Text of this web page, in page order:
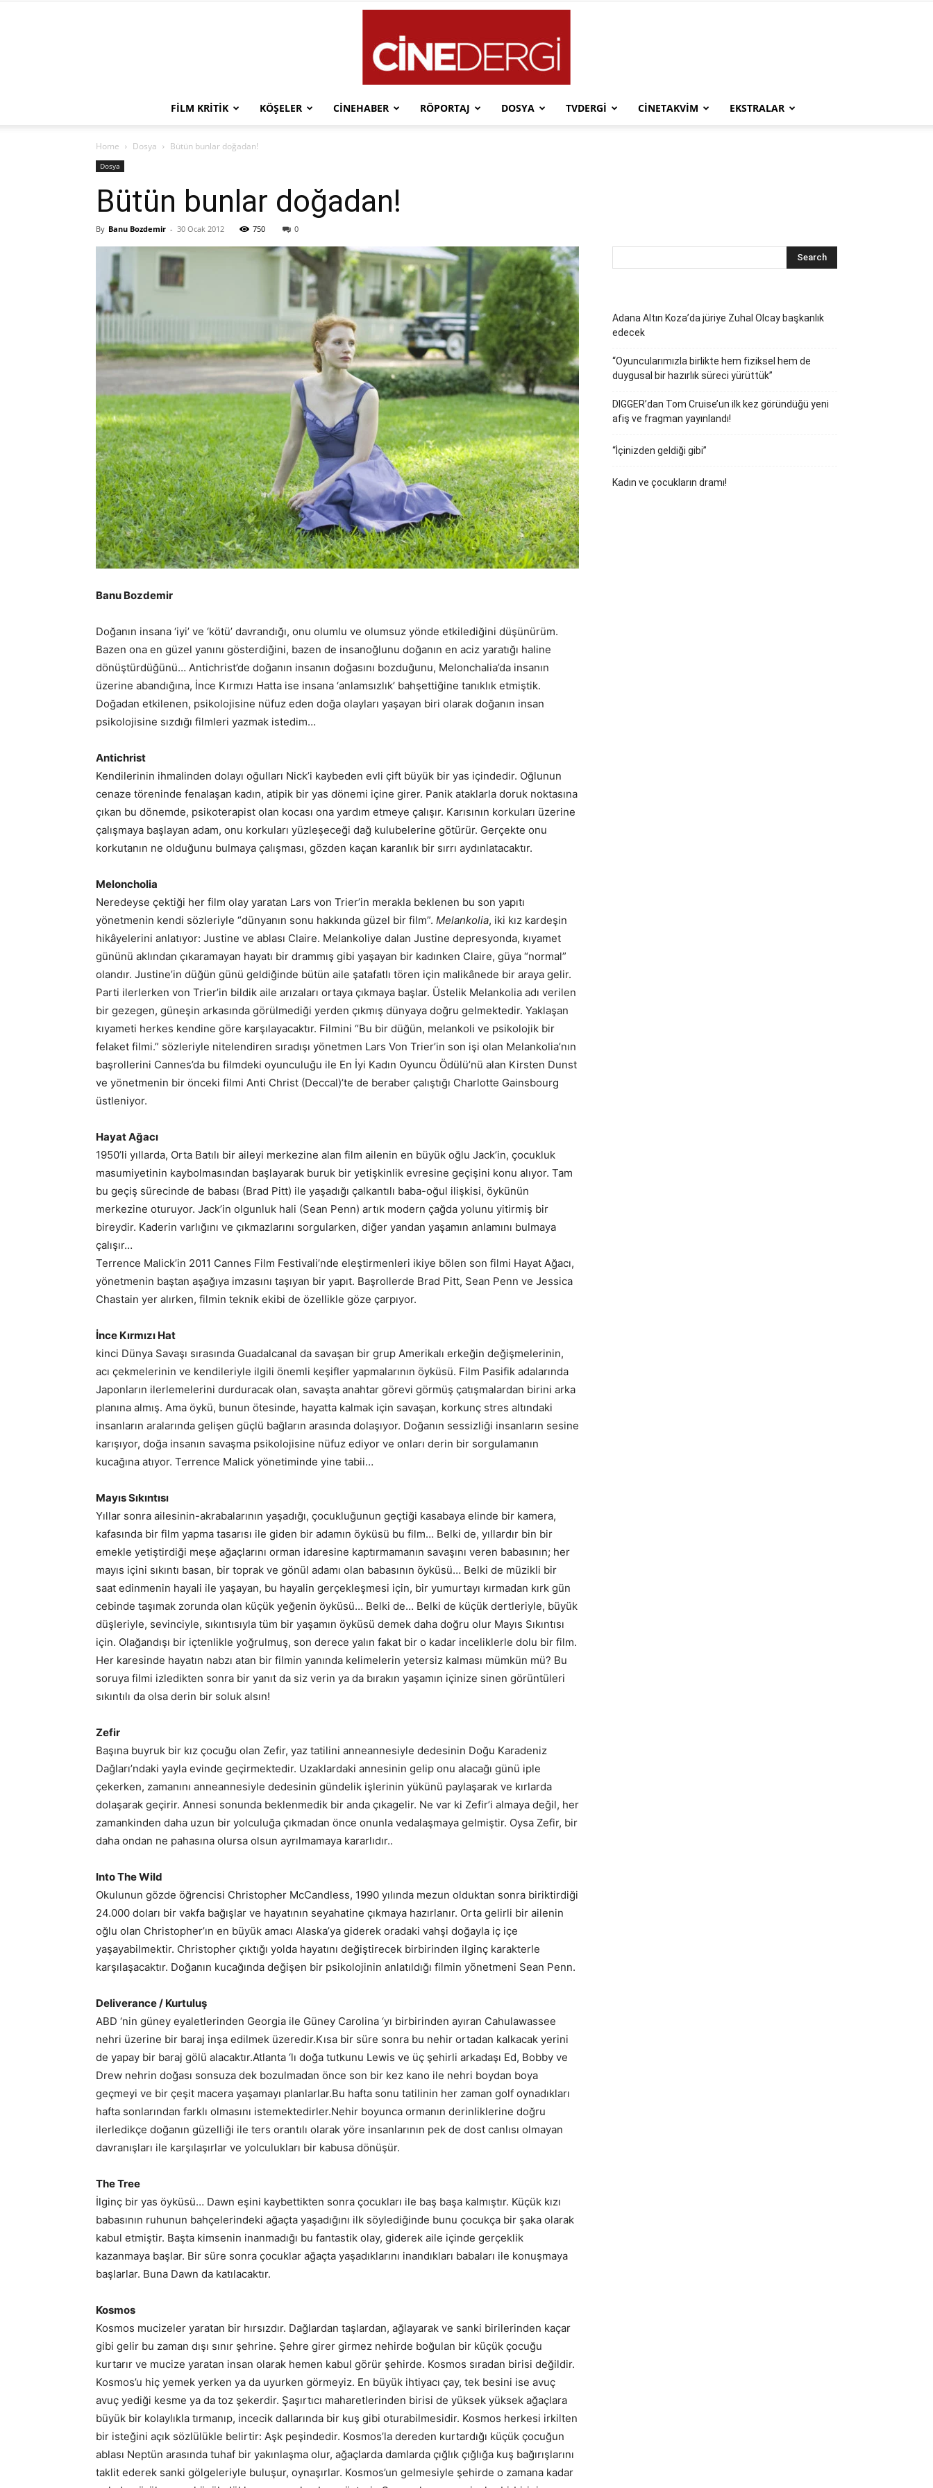
FILM KRITIK KÖŞELER CINEHABER RÖPORTAJ DOSYA TVDERGI CINETAKVIM EKSTRALAR
Home Dosya Bütün bunlar doğadan!
Dosya
Bütün bunlar doğadan!
By Banu Bozdemir - 30 Ocak 2012 750 0
Banu Bozdemir
Doğanın insana ‘iyi’ ve ‘kötü’ davrandığı, onu olumlu ve olumsuz yönde etkilediğini düşünürüm.
Bazen ona en güzel yanını gösterdiğini, bazen de insanoğlunu doğanın en aciz yaratığı haline
dönüştürdüğünü… Antichrist’de doğanın insanın doğasını bozduğunu, Melonchalia’da insanın
üzerine abandığına, İnce Kırmızı Hatta ise insana ‘anlamsızlık’ bahşettiğine tanıklık etmiştik.
Doğadan etkilenen, psikolojisine nüfuz eden doğa olayları yaşayan biri olarak doğanın insan
psikolojisine sızdığı filmleri yazmak istedim…
Antichrist
Kendilerinin ihmalinden dolayı oğulları Nick’i kaybeden evli çift büyük bir yas içindedir. Oğlunun
cenaze töreninde fenalaşan kadın, atipik bir yas dönemi içine girer. Panik ataklarla doruk noktasına
çıkan bu dönemde, psikoterapist olan kocası ona yardım etmeye çalışır. Karısının korkuları üzerine
çalışmaya başlayan adam, onu korkuları yüzleşeceği dağ kulubelerine götürür. Gerçekte onu
korkutanın ne olduğunu bulmaya çalışması, gözden kaçan karanlık bir sırrı aydınlatacaktır.
Meloncholia
Neredeyse çektiği her film olay yaratan Lars von Trier’in merakla beklenen bu son yapıtı
yönetmenin kendi sözleriyle “dünyanın sonu hakkında güzel bir film”. Melankolia, iki kız kardeşin
hikâyelerini anlatıyor: Justine ve ablası Claire. Melankoliye dalan Justine depresyonda, kıyamet
gününü aklından çıkaramayan hayatı bir drammış gibi yaşayan bir kadınken Claire, güya “normal”
olandır. Justine’in düğün günü geldiğinde bütün aile şatafatlı tören için malikânede bir araya gelir.
Parti ilerlerken von Trier’in bildik aile arızaları ortaya çıkmaya başlar. Üstelik Melankolia adı verilen
bir gezegen, güneşin arkasında görülmediği yerden çıkmış dünyaya doğru gelmektedir. Yaklaşan
kıyameti herkes kendine göre karşılayacaktır. Filmini “Bu bir düğün, melankoli ve psikolojik bir
felaket filmi.” sözleriyle nitelendiren sıradışı yönetmen Lars Von Trier’in son işi olan Melankolia’nın
başrollerini Cannes’da bu filmdeki oyunculuğu ile En İyi Kadın Oyuncu Ödülü’nü alan Kirsten Dunst
ve yönetmenin bir önceki filmi Anti Christ (Deccal)’te de beraber çalıştığı Charlotte Gainsbourg
üstleniyor.
Hayat Ağacı
1950’li yıllarda, Orta Batılı bir aileyi merkezine alan film ailenin en büyük oğlu Jack’in, çocukluk
masumiyetinin kaybolmasından başlayarak buruk bir yetişkinlik evresine geçişini konu alıyor. Tam
bu geçiş sürecinde de babası (Brad Pitt) ile yaşadığı çalkantılı baba-oğul ilişkisi, öykünün
merkezine oturuyor. Jack’in olgunluk hali (Sean Penn) artık modern çağda yolunu yitirmiş bir
bireydir. Kaderin varlığını ve çıkmazlarını sorgularken, diğer yandan yaşamın anlamını bulmaya
çalışır…
Terrence Malick’in 2011 Cannes Film Festivali’nde eleştirmenleri ikiye bölen son filmi Hayat Ağacı,
yönetmenin baştan aşağıya imzasını taşıyan bir yapıt. Başrollerde Brad Pitt, Sean Penn ve Jessica
Chastain yer alırken, filmin teknik ekibi de özellikle göze çarpıyor.
İnce Kırmızı Hat
kinci Dünya Savaşı sırasında Guadalcanal da savaşan bir grup Amerikalı erkeğin değişmelerinin,
acı çekmelerinin ve kendileriyle ilgili önemli keşifler yapmalarının öyküsü. Film Pasifik adalarında
Japonların ilerlemelerini durduracak olan, savaşta anahtar görevi görmüş çatışmalardan birini arka
planına almış. Ama öykü, bunun ötesinde, hayatta kalmak için savaşan, korkunç stres altındaki
insanların aralarında gelişen güçlü bağların arasında dolaşıyor. Doğanın sessizliği insanların sesine
karışıyor, doğa insanın savaşma psikolojisine nüfuz ediyor ve onları derin bir sorgulamanın
kucağına atıyor. Terrence Malick yönetiminde yine tabii…
Mayıs Sıkıntısı
Yıllar sonra ailesinin-akrabalarının yaşadığı, çocukluğunun geçtiği kasabaya elinde bir kamera,
kafasında bir film yapma tasarısı ile giden bir adamın öyküsü bu film… Belki de, yıllardır bin bir
emekle yetiştirdiği meşe ağaçlarını orman idaresine kaptırmamanın savaşını veren babasının; her
mayıs içini sıkıntı basan, bir toprak ve gönül adamı olan babasının öyküsü… Belki de müzikli bir
saat edinmenin hayali ile yaşayan, bu hayalin gerçekleşmesi için, bir yumurtayı kırmadan kırk gün
cebinde taşımak zorunda olan küçük yeğenin öyküsü… Belki de… Belki de küçük dertleriyle, büyük
düşleriyle, sevinciyle, sıkıntısıyla tüm bir yaşamın öyküsü demek daha doğru olur Mayıs Sıkıntısı
için. Olağandışı bir içtenlikle yoğrulmuş, son derece yalın fakat bir o kadar inceliklerle dolu bir film.
Her karesinde hayatın nabzı atan bir filmin yanında kelimelerin yetersiz kalması mümkün mü? Bu
soruya filmi izledikten sonra bir yanıt da siz verin ya da bırakın yaşamın içinize sinen görüntüleri
sıkıntılı da olsa derin bir soluk alsın!
Zefir
Başına buyruk bir kız çocuğu olan Zefir, yaz tatilini anneannesiyle dedesinin Doğu Karadeniz
Dağları’ndaki yayla evinde geçirmektedir. Uzaklardaki annesinin gelip onu alacağı günü iple
çekerken, zamanını anneannesiyle dedesinin gündelik işlerinin yükünü paylaşarak ve kırlarda
dolaşarak geçirir. Annesi sonunda beklenmedik bir anda çıkagelir. Ne var ki Zefir’i almaya değil, her
zamankinden daha uzun bir yolculuğa çıkmadan önce onunla vedalaşmaya gelmiştir. Oysa Zefir, bir
daha ondan ne pahasına olursa olsun ayrılmamaya kararlıdır..
Into The Wild
Okulunun gözde öğrencisi Christopher McCandless, 1990 yılında mezun olduktan sonra biriktirdiği
24.000 doları bir vakfa bağışlar ve hayatının seyahatine çıkmaya hazırlanır. Orta gelirli bir ailenin
oğlu olan Christopher’ın en büyük amacı Alaska’ya giderek oradaki vahşi doğayla iç içe
yaşayabilmektir. Christopher çıktığı yolda hayatını değiştirecek birbirinden ilginç karakterle
karşılaşacaktır. Doğanın kucağında değişen bir psikolojinin anlatıldığı filmin yönetmeni Sean Penn.
Deliverance / Kurtuluş
ABD ‘nin güney eyaletlerinden Georgia ile Güney Carolina ‘yı birbirinden ayıran Cahulawassee
nehri üzerine bir baraj inşa edilmek üzeredir.Kısa bir süre sonra bu nehir ortadan kalkacak yerini
de yapay bir baraj gölü alacaktır.Atlanta ‘lı doğa tutkunu Lewis ve üç şehirli arkadaşı Ed, Bobby ve
Drew nehrin doğası sonsuza dek bozulmadan önce son bir kez kano ile nehri boydan boya
geçmeyi ve bir çeşit macera yaşamayı planlarlar.Bu hafta sonu tatilinin her zaman golf oynadıkları
hafta sonlarından farklı olmasını istemektedirler.Nehir boyunca ormanın derinliklerine doğru
ilerledikçe doğanın güzelliği ile ters orantılı olarak yöre insanlarının pek de dost canlısı olmayan
davranışları ile karşılaşırlar ve yolculukları bir kabusa dönüşür.
The Tree
İlginç bir yas öyküsü… Dawn eşini kaybettikten sonra çocukları ile baş başa kalmıştır. Küçük kızı
babasının ruhunun bahçelerindeki ağaçta yaşadığını ilk söylediğinde bunu çocukça bir şaka olarak
kabul etmiştir. Başta kimsenin inanmadığı bu fantastik olay, giderek aile içinde gerçeklik
kazanmaya başlar. Bir süre sonra çocuklar ağaçta yaşadıklarını inandıkları babaları ile konuşmaya
başlarlar. Buna Dawn da katılacaktır.
Kosmos
Kosmos mucizeler yaratan bir hırsızdır. Dağlardan taşlardan, ağlayarak ve sanki birilerinden kaçar
gibi gelir bu zaman dışı sınır şehrine. Şehre girer girmez nehirde boğulan bir küçük çocuğu
kurtarır ve mucize yaratan insan olarak hemen kabul görür şehirde. Kosmos sıradan birisi değildir.
Kosmos’u hiç yemek yerken ya da uyurken görmeyiz. En büyük ihtiyacı çay, tek besini ise avuç
avuç yediği kesme ya da toz şekerdir. Şaşırtıcı maharetlerinden birisi de yüksek yüksek ağaçlara
büyük bir kolaylıkla tırmanıp, incecik dallarında bir kuş gibi oturabilmesidir. Kosmos herkesi irkilten
bir isteğini açık sözlülükle belirtir: Aşk peşindedir. Kosmos’la dereden kurtardığı küçük çocuğun
ablası Neptün arasında tuhaf bir yakınlaşma olur, ağaçlarda damlarda çığlık çığlığa kuş bağırışlarını
taklit ederek sanki gölgeleriyle buluşur, oynaşırlar. Kosmos’un gelmesiyle şehirde o zamana kadar
Adana Altın Koza’da jüriye Zuhal Olcay başkanlık
edecek
“Oyuncularımızla birlikte hem fiziksel hem de
duygusal bir hazırlık süreci yürüttük”
DIGGER’dan Tom Cruise’un ilk kez göründüğü yeni
afiş ve fragman yayınlandı!
“İçinizden geldiği gibi”
Kadın ve çocukların dramı!